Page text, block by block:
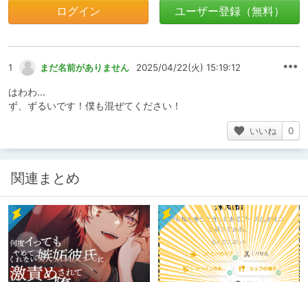
ログイン ユーザー登録（無料）
1 まだ名前がありません 2025/04/22(火) 15:19:12
はわわ…
ず、ずるいです！僕も混ぜてください！
いいね 0
関連まとめ